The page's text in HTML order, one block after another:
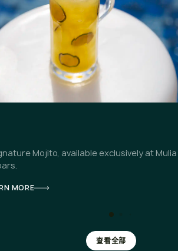
查看全部
Mojito, available exclusively at Mulia
MORE